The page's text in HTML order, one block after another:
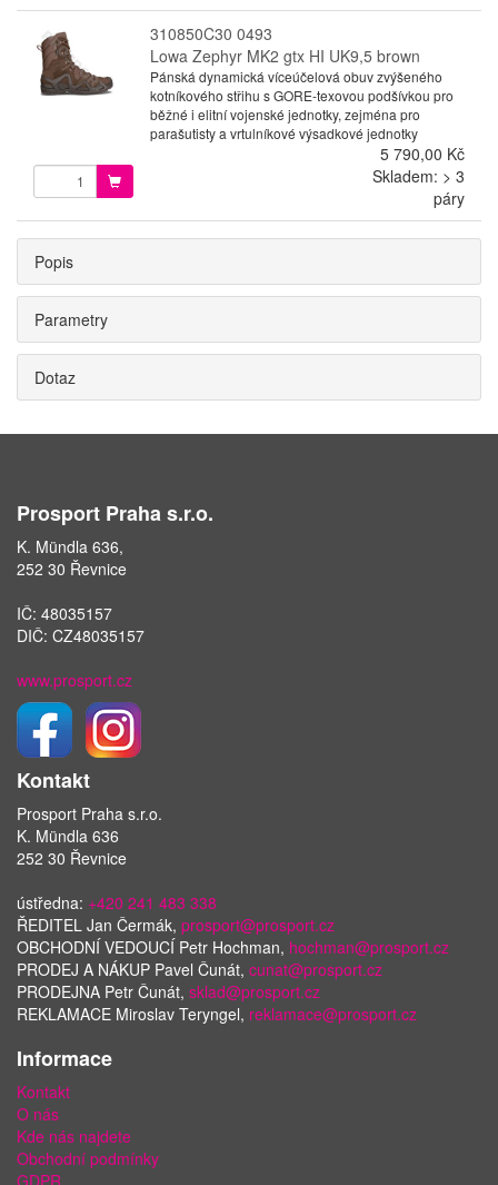
310850C30 0493
Lowa Zephyr MK2 gtx HI UK9,5 brown
Pánská dynamická víceúčelová obuv zvýšeného
kotníkového střihu s GORE-texovou podšívkou pro
běžné i elitní vojenské jednotky, zejména pro
parašutisty a vrtulníkové výsadkové jednotky
5 790,00 Kč
Skladem: > 3
páry
Popis
Parametry
Dotaz
Prosport Praha s.r.o.
K. Mündla 636,
252 30 Řevnice
IČ: 48035157
DIČ: CZ48035157
www.prosport.cz
Kontakt
Prosport Praha s.r.o.
K. Mündla 636
252 30 Řevnice
ústředna: +420 241 483 338
ŘEDITEL Jan Čermák, prosport@prosport.cz
OBCHODNÍ VEDOUCÍ Petr Hochman, hochman@prosport.cz
PRODEJ A NÁKUP Pavel Čunát, cunat@prosport.cz
PRODEJNA Petr Čunát, sklad@prosport.cz
REKLAMACE Miroslav Teryngel, reklamace@prosport.cz
Informace
Kontakt
O nás
Kde nás najdete
Obchodní podmínky
GDPR